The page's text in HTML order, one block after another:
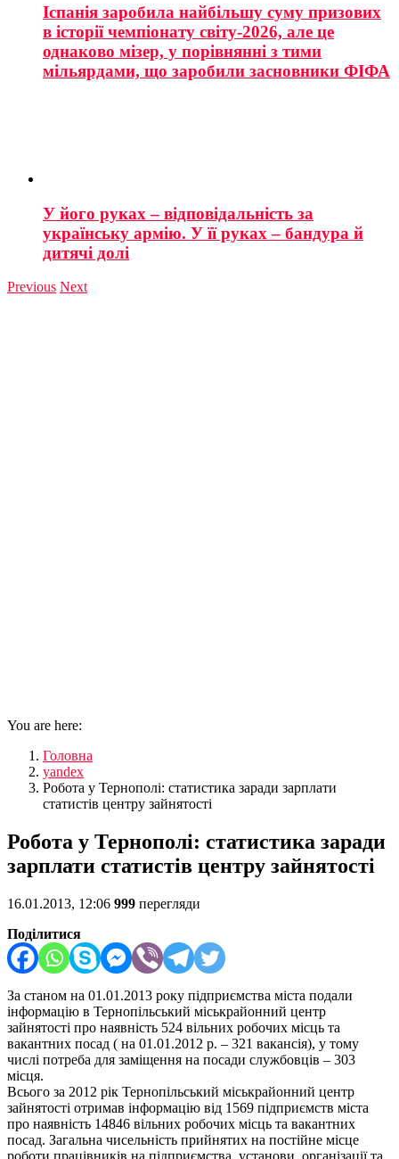
Іспанія заробила найбільшу суму призових
в історії чемпіонату світу-2026, але це
однаково мізер, у порівнянні з тими
мільярдами, що заробили засновники ФІФА
У його руках – відповідальність за
українську армію. У її руках – бандура й
дитячі долі
Previous Next
You are here:
Головна
yandex
Робота у Тернополі: статистика заради зарплати
статистів центру зайнятості
Робота у Тернополі: статистика заради
зарплати статистів центру зайнятості
16.01.2013, 12:06 999 перегляди
Поділитися
За станом на 01.01.2013 року підприємства міста подали
інформацію в Тернопільський міськрайонний центр
зайнятості про наявність 524 вільних робочих місць та
вакантних посад ( на 01.01.2012 р. – 321 вакансія), у тому
числі потреба для заміщення на посади службовців – 303
місця.
Всього за 2012 рік Тернопільський міськрайонний центр
зайнятості отримав інформацію від 1569 підприємств міста
про наявність 14846 вільних робочих місць та вакантних
посад. Загальна чисельність прийнятих на постійне місце